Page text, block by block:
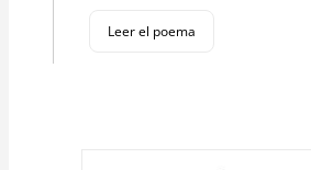
Leer el poema